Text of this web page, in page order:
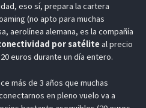
eso sí, prepara la cartera
(no apto para muchas
aerolínea alemana, es la compañía
por satéliteal precio
euros durante un día entero.
más de 3 años que muchas
en pleno vuelo va a